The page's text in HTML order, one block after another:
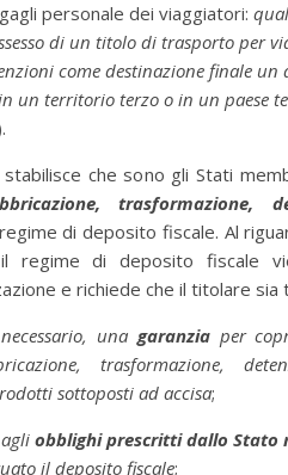
personale dei viaggiatori:
di un titolo di trasporto per
come destinazione finale un
un territorio terzo o in un paese
stabilisce che sono gli Stati
trasformazione,
di deposito fiscale. Al
regime di deposito fiscale
e richiede che il titolare sia
unagaranziaper
trasformazione,
sottoposti ad accisa;
obblighi prescritti dallo Stato
il deposito fiscale;